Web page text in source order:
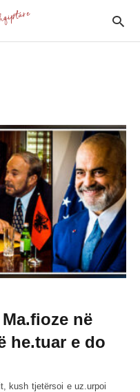
në
he.tuar e do
kush tjetërsoi e uz.urpoi